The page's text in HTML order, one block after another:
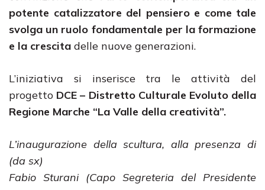
potente catalizzatore del pensiero e come tale
svolga un ruolo fondamentale per la formazione
e la crescita delle nuove generazioni.
L’iniziativa si inserisce tra le attività del
progetto DCE – Distretto Culturale Evoluto della
Regione Marche “La Valle della creatività”.
L’inaugurazione della scultura, alla presenza di
(da sx)
Fabio Sturani (Capo Segreteria del Presidente